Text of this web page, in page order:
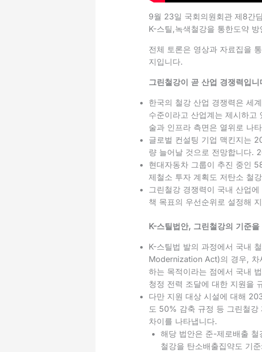
9월 23일 국회의원회관 제8간
K-스틸,녹색철강을 통한도약
전체 토론은 영상과 자료집을
지입니다.
그린철강이 곧 산업 경쟁력입니
한국의 철강 산업 경쟁력은 세
수준이라고 산업계는 제시하
술과 인프라 측면은 열위로 나
글로벌 컨설팅 기업 맥킨지는
량 늘어날 것으로 전망합니다.
현대자동차 그룹이 추진 중인
제철소 투자 계획도 저탄소 철
그린철강 경쟁력이 국내 산업
책 목표의 우선순위로 설정해
K-스틸법안, 그린철강의 기준
K-스틸법 발의 과정에서 국내
Modernization Act)의 경우, 차
하는 목적이라는 점에서 국내
청정 전력 조달에 대한 지원을
다만 지원 대상 시설에 대해
도 50% 감축 규정 등 그린철강
차이를 나타냅니다.
해당 법안은 준-제로배출
철강을 탄소배출집약도 기